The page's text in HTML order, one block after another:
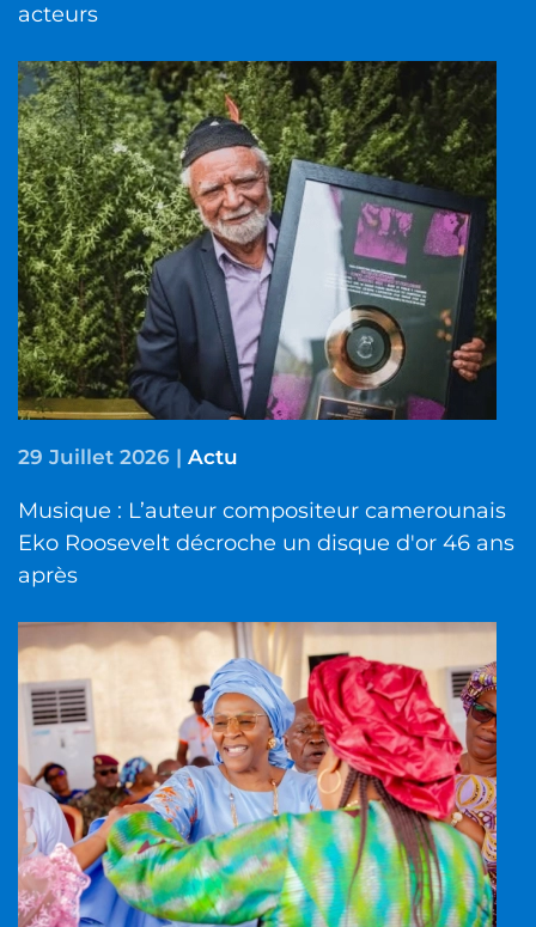
acteurs
29 Juillet 2026 | Actu
Musique : L’auteur compositeur camerounais
Eko Roosevelt décroche un disque d'or 46 ans
après